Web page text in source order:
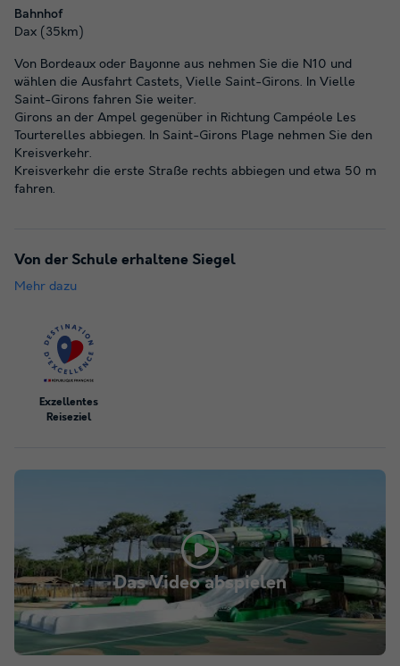
Bahnhof
Dax (35km)
Von Bordeaux oder Bayonne aus nehmen Sie die N10 und
wählen die Ausfahrt Castets, Vielle Saint-Girons. In Vielle
Saint-Girons fahren Sie weiter.
Girons an der Ampel gegenüber in Richtung Campéole Les
Tourterelles abbiegen. In Saint-Girons Plage nehmen Sie den
Kreisverkehr.
Kreisverkehr die erste Straße rechts abbiegen und etwa 50 m
fahren.
Von der Schule erhaltene Siegel
Mehr dazu
Exzellentes
Reiseziel
Das Video abspielen